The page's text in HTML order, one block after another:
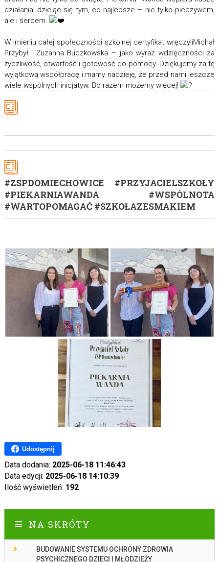
działania, dzieląc się tym, co najlepsze – nie tylko pieczywem,
ale i sercem.
W imieniu całej społeczności szkolnej certyfikat wręczyliMichał
Przybył i Zuzanna Buczkowska – jako wyraz wdzięczności za
życzliwość, otwartość i gotowość do pomocy. Dziękujemy za tę
wyjątkową współpracę i mamy nadzieję, że przed nami jeszcze
wiele wspólnych inicjatyw. Bo razem możemy więcej!
#ZSPDOMIECHOWICE #PRZYJACIELSZKOŁY
#PIEKARNIAWANDA #WSPÓLNOTA
#WARTOPOMAGAĆ #SZKOŁAZESMAKIEM
Udostępnij
Data dodania: 2025-06-18 11:46:43
Data edycji: 2025-06-18 14:10:39
Ilość wyświetleń: 192
NA SKRÓTY
BUDOWANIE SYSTEMU OCHRONY ZDROWIA
PSYCHICZNEGO DZIECI I MŁODZIEŻY